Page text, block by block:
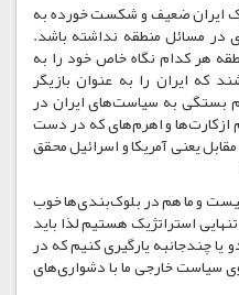
ایران ضعیف و شکست خورده به
در مسائل منطقه نداشته باشد.
هر کدام نگاه خاص خود را به
که ایران را به عنوان بازیگر
بستگی به سیاست‌های ایران در
ازکارت‌ها و اهرم‌های که در دست
یعنی آمریکا و اسرائیل محقق
نیست و ما هم در بلوک‌بندی‌ها خوب
استراتژیک هستیم لذا باید
یا چندجانبه یارگیری کنیم که در
سیاست خارجی ما با دشواری‌های